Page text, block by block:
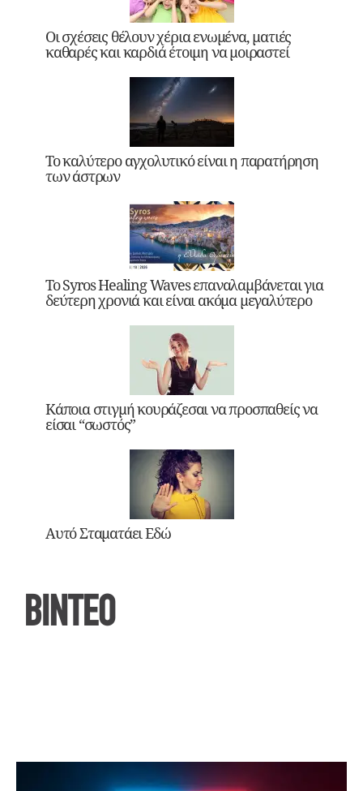
Οι σχέσεις θέλουν χέρια ενωμένα, ματιές
καθαρές και καρδιά έτοιμη να μοιραστεί
Το καλύτερο αγχολυτικό είναι η παρατήρηση
των άστρων
Το Syros Healing Waves επαναλαμβάνεται για
δεύτερη χρονιά και είναι ακόμα μεγαλύτερο
Κάποια στιγμή κουράζεσαι να προσπαθείς να
είσαι “σωστός”
Αυτό Σταματάει Εδώ
ΒΙΝΤΕΟ